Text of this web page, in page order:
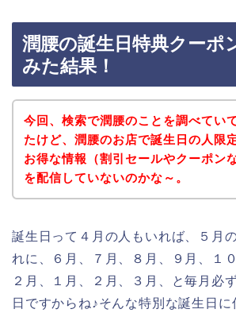
潤腰の誕生日特典クーポ
みた結果！
今回、検索で潤腰のことを調べてい
たけど、潤腰のお店で誕生日の人限定
お得な情報（割引セールやクーポンな
を配信していないのかな～。
誕生日って４月の人もいれば、５月
れに、６月、７月、８月、９月、１
２月、１月、２月、３月、と毎月必
日ですからね♪そんな特別な誕生日